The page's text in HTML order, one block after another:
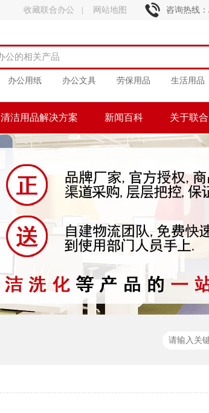
收藏联合办公 网站地图 咨询热线：
办公用纸 办公文具 劳保用品 生活用品
清洁用品解决方案 新闻百科 关于联